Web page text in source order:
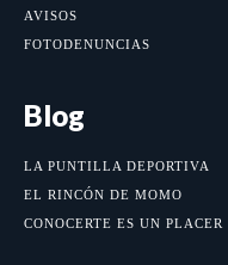
AVISOS
FOTODENUNCIAS
Blog
LA PUNTILLA DEPORTIVA
EL RINCÓN DE MOMO
CONOCERTE ES UN PLACER